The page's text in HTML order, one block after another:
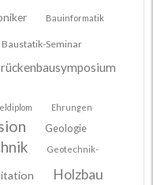
Bauinformatik
Baustatik-Seminar
Ehrungen
Geologie
Geotechnik-
Holzbau